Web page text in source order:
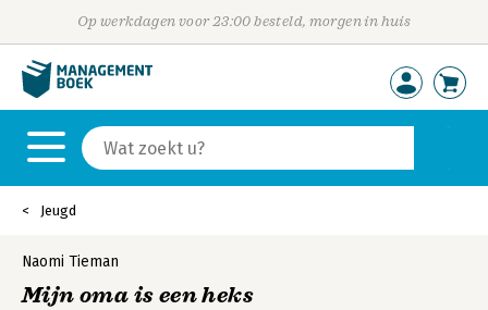
Op werkdagen voor 23:00 besteld, morgen in huis
Jeugd
Naomi Tieman
Mijn oma is een heks